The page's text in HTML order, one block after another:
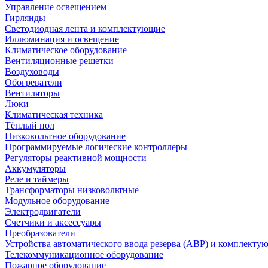
Управление освещением
Гирлянды
Светодиодная лента и комплектующие
Иллюминация и освещение
Климатическое оборудование
Вентиляционные решетки
Воздуховоды
Обогреватели
Вентиляторы
Люки
Климатическая техника
Тёплый пол
Низковольтное оборудование
Программируемые логические контроллеры
Регуляторы реактивной мощности
Аккумуляторы
Реле и таймеры
Трансформаторы низковольтные
Модульное оборудование
Электродвигатели
Счетчики и аксессуары
Преобразователи
Устройства автоматического ввода резерва (АВР) и
Телекоммуникационное оборудование
Пожарное оборудование